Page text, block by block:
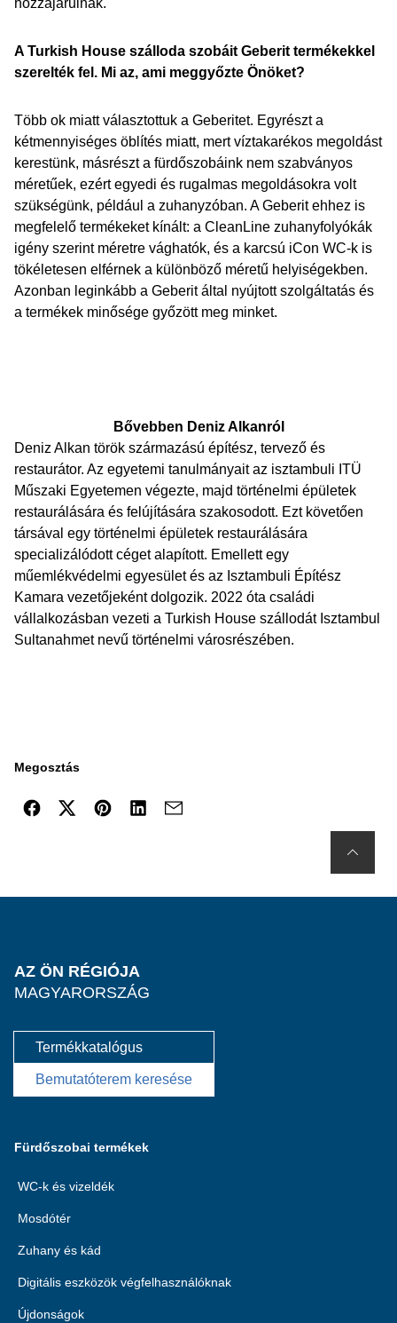
hozzájárulnak.
A Turkish House szálloda szobáit Geberit termékekkel
szerelték fel. Mi az, ami meggyőzte Önöket?
Több ok miatt választottuk a Geberitet. Egyrészt a
kétmennyiséges öblítés miatt, mert víztakarékos megoldást
kerestünk, másrészt a fürdőszobáink nem szabványos
méretűek, ezért egyedi és rugalmas megoldásokra volt
szükségünk, például a zuhanyzóban. A Geberit ehhez is
megfelelő termékeket kínált: a CleanLine zuhanyfolyókák
igény szerint méretre vághatók, és a karcsú iCon WC-k is
tökéletesen elférnek a különböző méretű helyiségekben.
Azonban leginkább a Geberit által nyújtott szolgáltatás és
a termékek minősége győzött meg minket.
Bővebben Deniz Alkanról
Deniz Alkan török származású építész, tervező és
restaurátor. Az egyetemi tanulmányait az isztambuli ITÜ
Műszaki Egyetemen végezte, majd történelmi épületek
restaurálására és felújítására szakosodott. Ezt követően
társával egy történelmi épületek restaurálására
specializálódott céget alapított. Emellett egy
műemlékvédelmi egyesület és az Isztambuli Építész
Kamara vezetőjeként dolgozik. 2022 óta családi
vállalkozásban vezeti a Turkish House szállodát Isztambul
Sultanahmet nevű történelmi városrészében.
Megosztás
AZ ÖN RÉGIÓJA
MAGYARORSZÁG
Termékkatalógus
Bemutatóterem keresése
Fürdőszobai termékek
WC-k és vizeldék
Mosdótér
Zuhany és kád
Digitális eszközök végfelhasználóknak
Újdonságok